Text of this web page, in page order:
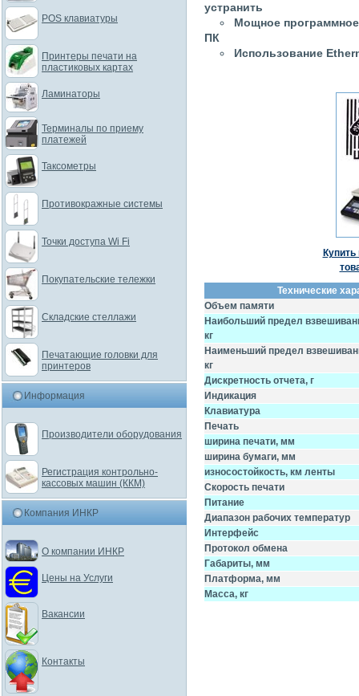
устранить
Мощное
ПК
Использование
Технические
Объем памяти
Наибольший предел
кг
Наименьший предел
кг
Дискретность отчета, г
Индикация
Клавиатура
Печать
ширина печати, мм
ширина бумаги, мм
износостойкость, км ленты
Скорость печати
Питание
Диапазон рабочих температур
Интерфейс
Протокол обмена
Габариты, мм
Платформа, мм
Масса, кг
POS клавиатуры
Принтеры печати на
пластиковых картах
Ламинаторы
Терминалы по приему
платежей
Таксометры
Противокражные системы
Точки доступа Wi Fi
Покупательские тележки
Складские стеллажи
Печатающие головки для
принтеров
Информация
Производители оборудования
Регистрация контрольно-
кассовых машин (ККМ)
Компания ИНКР
О компании ИНКР
Цены на Услуги
Вакансии
Контакты